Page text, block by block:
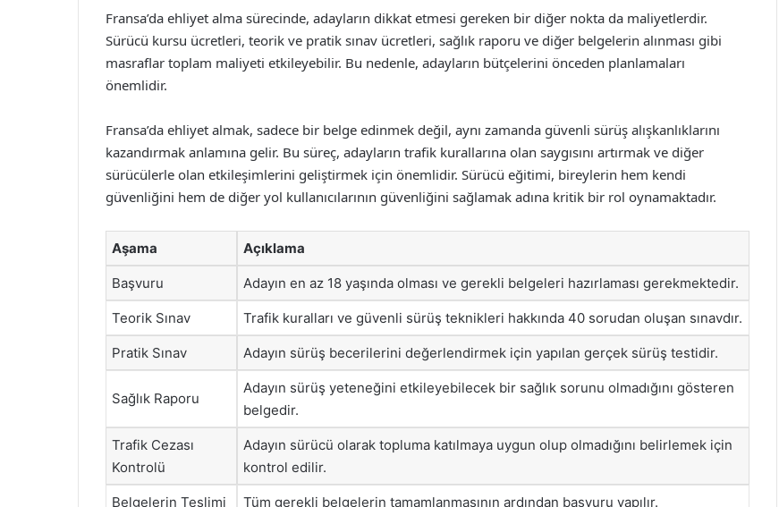
Fransa’da ehliyet alma sürecinde, adayların dikkat etmesi gereken bir diğer nokta da maliyetlerdir.
Sürücü kursu ücretleri, teorik ve pratik sınav ücretleri, sağlık raporu ve diğer belgelerin alınması gibi
masraflar toplam maliyeti etkileyebilir. Bu nedenle, adayların bütçelerini önceden planlamaları
önemlidir.
Fransa’da ehliyet almak, sadece bir belge edinmek değil, aynı zamanda güvenli sürüş alışkanlıklarını
kazandırmak anlamına gelir. Bu süreç, adayların trafik kurallarına olan saygısını artırmak ve diğer
sürücülerle olan etkileşimlerini geliştirmek için önemlidir. Sürücü eğitimi, bireylerin hem kendi
güvenliğini hem de diğer yol kullanıcılarının güvenliğini sağlamak adına kritik bir rol oynamaktadır.
Aşama Açıklama
Başvuru Adayın en az 18 yaşında olması ve gerekli belgeleri hazırlaması gerekmektedir.
Teorik Sınav Trafik kuralları ve güvenli sürüş teknikleri hakkında 40 sorudan oluşan sınavdır.
Pratik Sınav Adayın sürüş becerilerini değerlendirmek için yapılan gerçek sürüş testidir.
Sağlık Raporu
Adayın sürüş yeteneğini etkileyebilecek bir sağlık sorunu olmadığını gösteren
belgedir.
Trafik Cezası
Kontrolü
Adayın sürücü olarak topluma katılmaya uygun olup olmadığını belirlemek için
kontrol edilir.
Belgelerin Teslimi Tüm gerekli belgelerin tamamlanmasının ardından başvuru yapılır.